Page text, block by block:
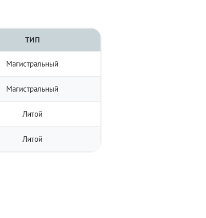
ТИП
Магистральный
Магистральный
Литой
Литой